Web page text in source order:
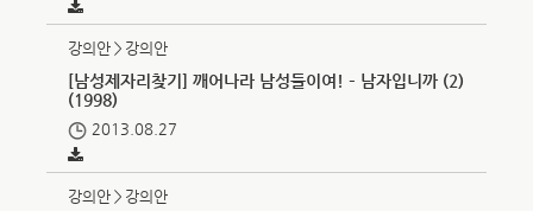
강의안＞강의안
[남성제자리찾기] 깨어나라 남성들이여! – 남자입니까 (2)
(1998)
2013.08.27
강의안＞강의안